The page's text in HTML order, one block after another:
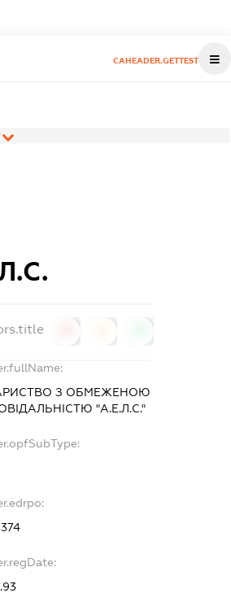
CAHEADER.GETTEST
З ОБМЕЖЕНОЮ
"А.Е.Л.С."